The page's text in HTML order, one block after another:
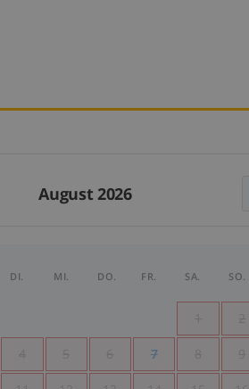
August 2026
DI. MI. DO. FR. SA. SO.
1 2
4 5 6 7 8 9